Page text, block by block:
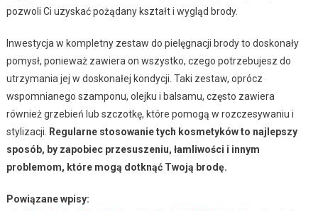
pozwoli Ci uzyskać pożądany kształt i wygląd brody.
Inwestycja w kompletny zestaw do pielęgnacji brody to doskonały
pomysł, ponieważ zawiera on wszystko, czego potrzebujesz do
utrzymania jej w doskonałej kondycji. Taki zestaw, oprócz
wspomnianego szamponu, olejku i balsamu, często zawiera
również grzebień lub szczotkę, które pomogą w rozczesywaniu i
stylizacji.
Regularne stosowanie tych kosmetyków to najlepszy
sposób, by zapobiec przesuszeniu, łamliwości i innym
problemom, które mogą dotknąć Twoją brodę.
Powiązane wpisy: